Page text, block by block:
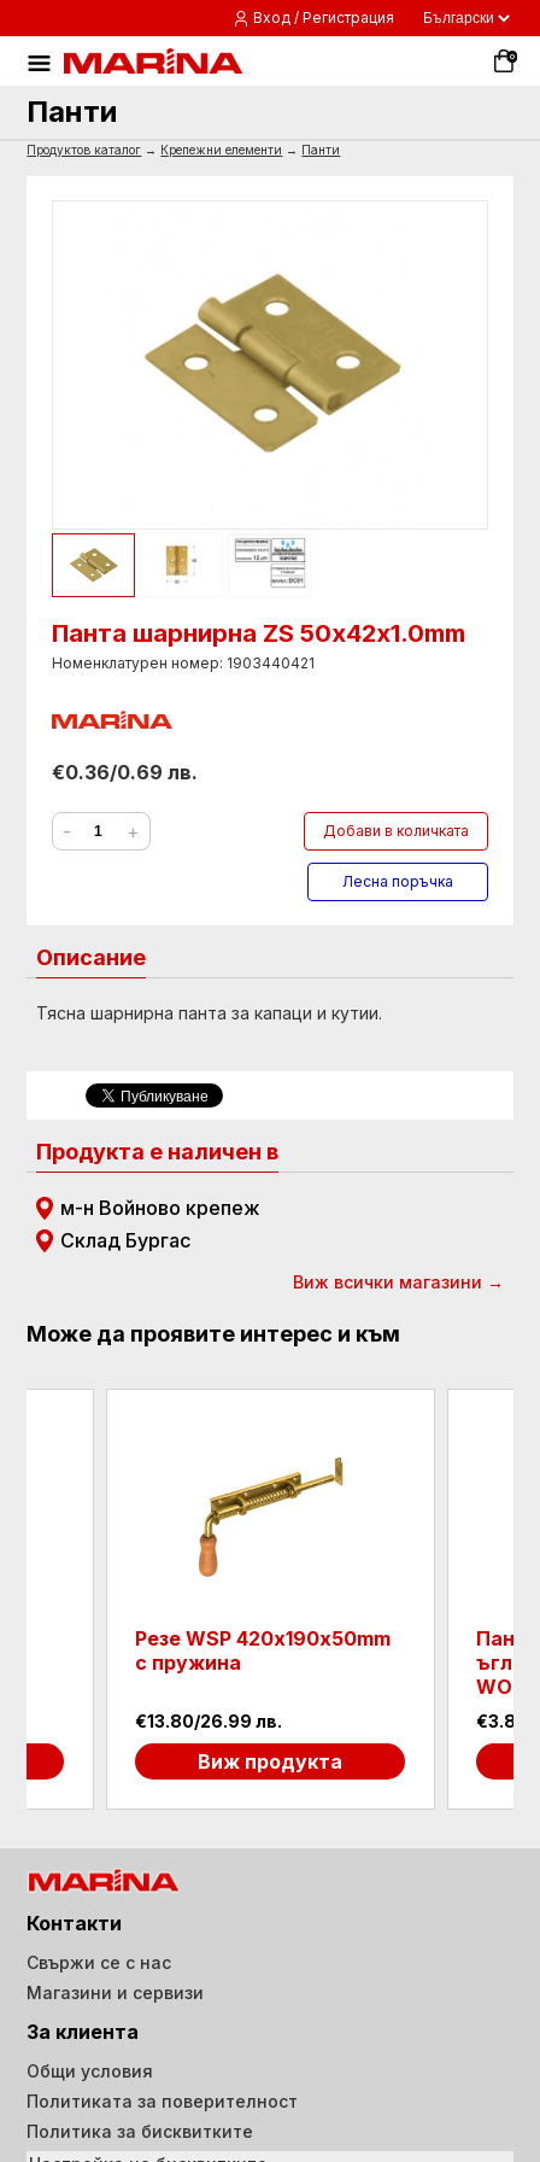
Вход / Регистрация
0
Панти
Продуктов каталог → Крепежни елементи → Панти
Панта шарнирна ZS 50х42х1.0mm
Номенклатурен номер: 1903440421
€0.36/0.69 лв.
- + Добави в количката
Лесна поръчка
Описание
Тясна шарнирна панта за капаци и кутии.
Продукта е наличен в
м-н Войново крепеж
Склад Бургас
Виж всички магазини →
Може да проявите интерес и към
Резе WSP 420х190х50mm
с пружина
€13.80/26.99 лв.
Виж продукта
WOZ
€3.83/
Контакти
Свържи се с нас
Магазини и сервизи
За клиента
Общи условия
Политиката за поверителност
Политика за бисквитките